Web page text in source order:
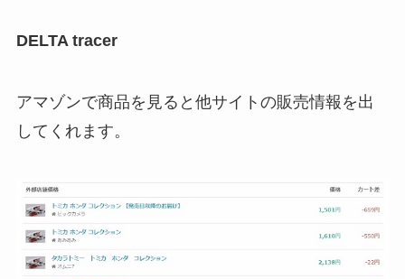
DELTA tracer
アマゾンで商品を見ると他サイトの販売情報を出
してくれます。